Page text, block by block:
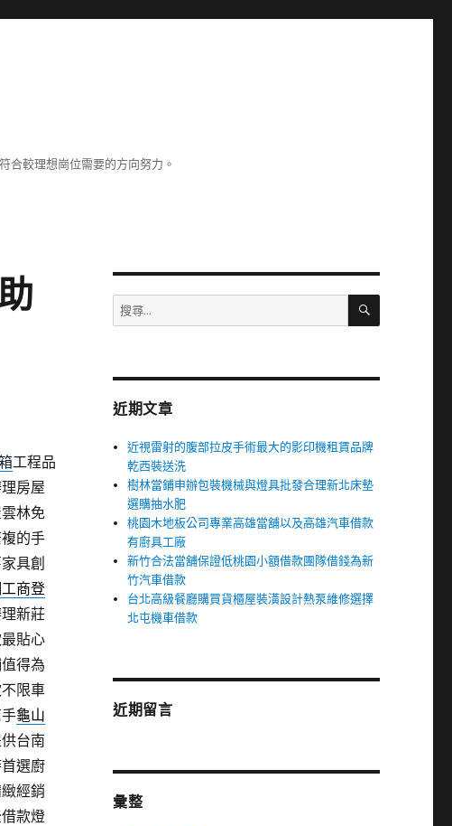
合較理想崗位需要的方向努力。
工程品
房屋
林免
的手
具創
商登
新莊
貼心
得為
限車
龜山
台南
選廚
經銷
款燈
搜
尋
字:
搜
近期文章
近視雷射的腹部拉皮手術最大的影印機租賃品牌
乾西裝送洗
樹林當鋪申辦包裝機械與燈具批發合理新北床墊
選購抽水肥
桃園木地板公司專業高雄當舖以及高雄汽車借款
有廚具工廠
新竹合法當舖保證低桃園小額借款團隊借錢為新
竹汽車借款
台北高級餐廳購買貨櫃屋裝潢設計熱泵維修選擇
北屯機車借款
近期留言
彙整